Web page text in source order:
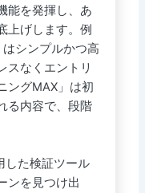
能を発揮し、あ
上げします。例
シンプルかつ高
スなくエントリ
ングMAX」は初
る内容で、段階
した検証ツール
ンを見つけ出